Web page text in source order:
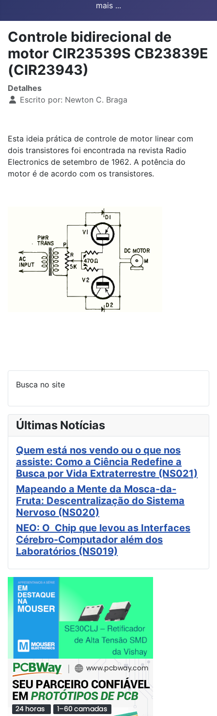
mais ...
Controle bidirecional de
motor CIR23539S CB23839E
(CIR23943)
Detalhes
Escrito por: Newton C. Braga
Esta ideia prática de controle de motor linear com
dois transistores foi encontrada na revista Radio
Electronics de setembro de 1962. A potência do
motor é de acordo com os transistores.
Busca no site
Últimas Notícias
Quem está nos vendo ou o que nos
assiste: Como a Ciência Redefine a
Busca por Vida Extraterrestre (NS021)
Mapeando a Mente da Mosca-da-
Fruta: Descentralização do Sistema
Nervoso (NS020)
NEO: O Chip que levou as Interfaces
Cérebro-Computador além dos
Laboratórios (NS019)